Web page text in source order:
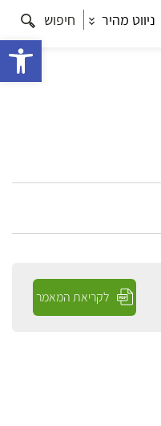
ניווט מהיר חיפוש
לקריאת המאמר